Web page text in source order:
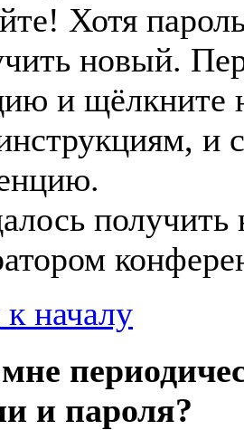
Хотя
новый.
и щёлкните
и
началу
и пароля?